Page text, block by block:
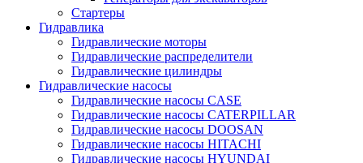
Стартеры
Гидравлика
Гидравлические моторы
Гидравлические распределители
Гидравлические цилиндры
Гидравлические насосы
Гидравлические насосы CASE
Гидравлические насосы CATERPILLAR
Гидравлические насосы DOOSAN
Гидравлические насосы HITACHI
Гидравлические насосы HYUNDAI